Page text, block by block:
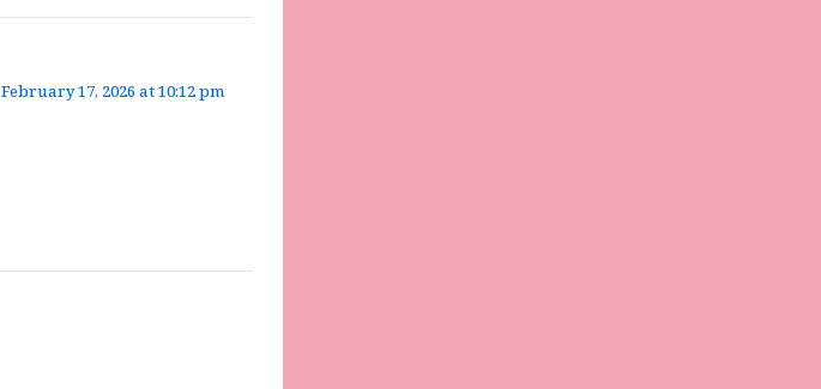
February 17, 2026 at 10:12 pm